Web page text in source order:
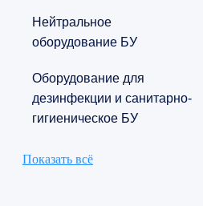
Нейтральное
оборудование БУ
Оборудование для
дезинфекции и санитарно-
гигиеническое БУ
Показать всё